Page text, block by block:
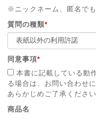
※ニックネーム、匿名でも
質問の種類*
同意事項*
本書に記載している動
る場合は、お問い合わせ
あらかじめご了承ください
商品名